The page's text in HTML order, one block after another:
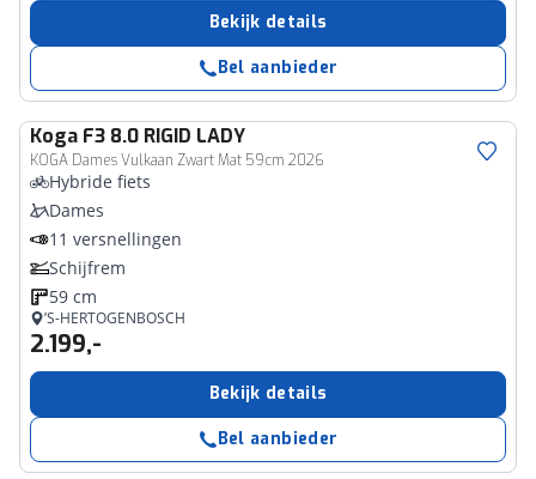
Bekijk details
Bel aanbieder
Koga F3 8.0 RIGID LADY
KOGA Dames Vulkaan Zwart Mat 59cm 2026
Hybride fiets
Dames
11 versnellingen
Schijfrem
59 cm
’S-HERTOGENBOSCH
2.199,-
Bekijk details
Bel aanbieder